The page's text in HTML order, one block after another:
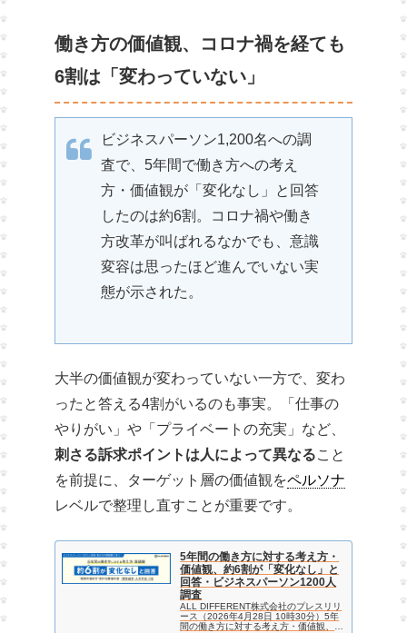
働き方の価値観、コロナ禍を経ても
6割は「変わっていない」
ビジネスパーソン1,200名への調
査で、5年間で働き方への考え
方・価値観が「変化なし」と回答
したのは約6割。コロナ禍や働き
方改革が叫ばれるなかでも、意識
変容は思ったほど進んでいない実
態が示された。
大半の価値観が変わっていない一方で、変わ
ったと答える4割がいるのも事実。「仕事の
やりがい」や「プライベートの充実」など、
刺さる訴求ポイントは人によって異なること
を前提に、ターゲット層の価値観をペルソナ
レベルで整理し直すことが重要です。
5年間の働き方に対する考え方・
価値観、約6割が「変化なし」と
回答・ビジネスパーソン1200人
調査
ALL DIFFERENT株式会社のプレスリリ
ース（2026年4月28日 10時30分）5年
間の働き方に対する考え方・価値観、約